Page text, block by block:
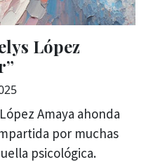
López
Amaya ahonda
por muchas
psicológica.